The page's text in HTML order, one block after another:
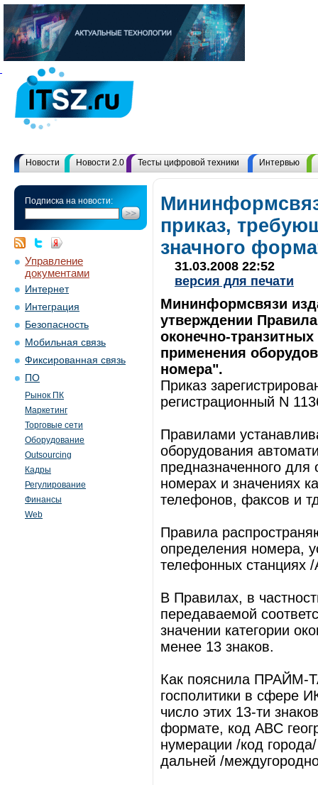
Новости Новости 2.0 Тесты цифровой техники Интервью
Подписка на новости:
Управление
документами
Интернет
Интеграция
Безопасность
Мобильная связь
Фиксированная связь
ПО
Рынок ПК
Маркетинг
Торговые сети
Оборудование
Outsourcing
Кадры
Регулирование
Финансы
Web
приказ,
значного
31.03.2008 22:52
версия для печати
Мининформсвязи
утверждении
оконечно-
применения
номера".
Приказ
регистрационный N
Правилами
оборудования
предназначенного
номерах и значениях
телефонов, факсов и
Правила
определения номера,
телефонных станциях
В Правилах, в
передаваемой
значении категории
менее 13 знаков.
Как пояснила ПРАЙМ-
госполитики в сфере
число этих 13-ти
формате, код ABC
нумерации /код
дальней /